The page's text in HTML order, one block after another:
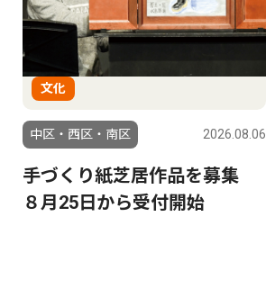
文化
中区・西区・南区 2026.08.06
手づくり紙芝居作品を募集
８月25日から受付開始